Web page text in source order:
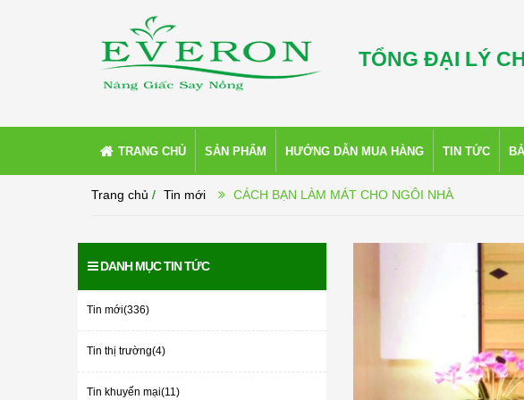
TỔNG ĐẠI LÝ
TRANG CHỦ SẢN PHẨM HƯỚNG DẪN MUA HÀNG TIN TỨC
Trang chủ / Tin mới CÁCH BẠN LÀM MÁT CHO NGÔI NHÀ
DANH MỤC TIN TỨC
Tin mới(336)
Tin thị trường(4)
Tin khuyến mại(11)